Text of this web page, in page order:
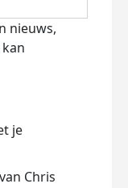
nieuws,
je
Chris